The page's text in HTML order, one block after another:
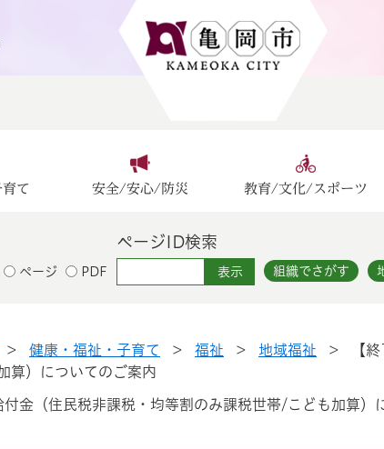
て 安全/安心/防災 教育/文化/スポーツ
ページ PDF
ページID検索
組織でさがす
> 健康・福祉・子育て > 福祉 > 地域福祉 >
【
算）についてのご案内
付金（住民税非課税・均等割のみ課税世帯/こども加算）